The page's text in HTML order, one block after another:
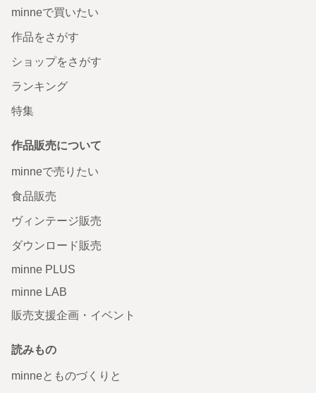
minneで買いたい
作品をさがす
ショップをさがす
ランキング
特集
作品販売について
minneで売りたい
食品販売
ヴィンテージ販売
ダウンロード販売
minne PLUS
minne LAB
販売支援企画・イベント
読みもの
minneとものづくりと